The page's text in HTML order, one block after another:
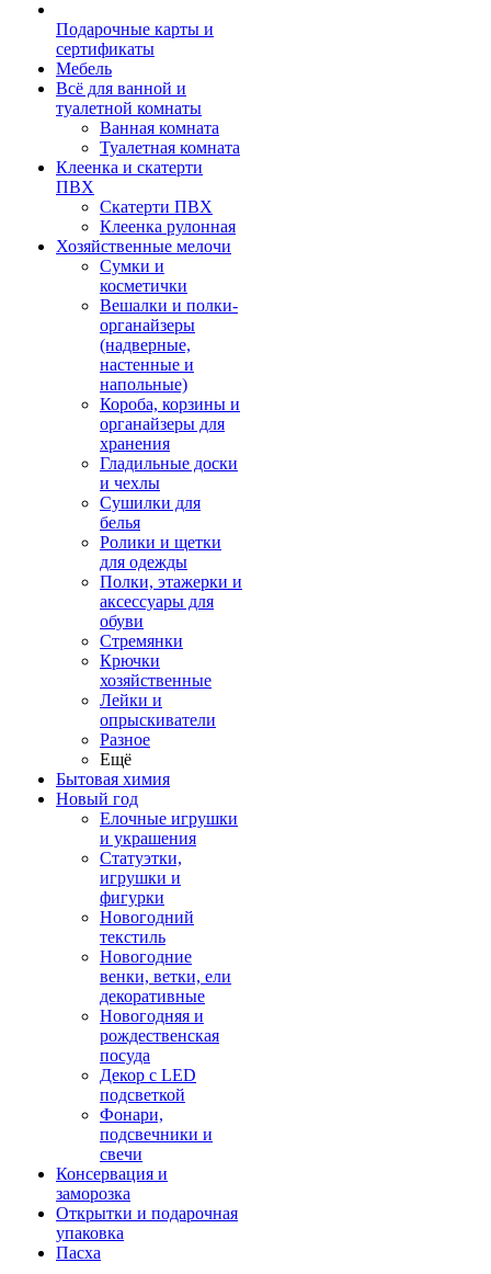
Подарочные карты и
сертификаты
Мебель
Всё для ванной и
туалетной комнаты
Ванная комната
Туалетная комната
Клеенка и скатерти
ПВХ
Скатерти ПВХ
Клеенка рулонная
Хозяйственные мелочи
Сумки и
косметички
Вешалки и полки-
органайзеры
(надверные,
настенные и
напольные)
Короба, корзины и
органайзеры для
хранения
Гладильные доски
и чехлы
Сушилки для
белья
Ролики и щетки
для одежды
Полки, этажерки и
аксессуары для
обуви
Стремянки
Крючки
хозяйственные
Лейки и
опрыскиватели
Разное
Ещё
Бытовая химия
Новый год
Елочные игрушки
и украшения
Статуэтки,
игрушки и
фигурки
Новогодний
текстиль
Новогодние
венки, ветки, ели
декоративные
Новогодняя и
рождественская
посуда
Декор с LED
подсветкой
Фонари,
подсвечники и
свечи
Консервация и
заморозка
Открытки и подарочная
упаковка
Пасха